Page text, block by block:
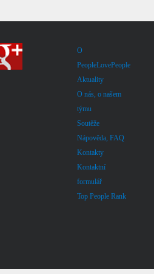
O
PeopleLovePeople
Aktuality
O nás, o našem
týmu
Soutěže
Nápověda, FAQ
Kontakty
Kontaktní
formulář
Top People Rank